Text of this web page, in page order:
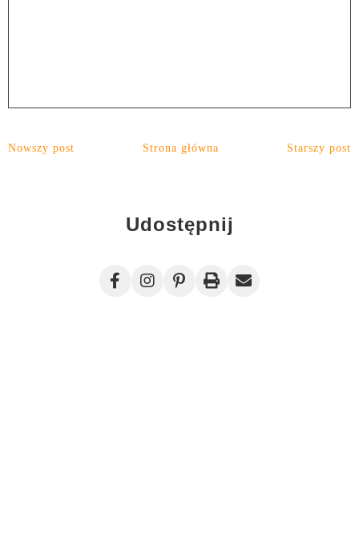
Nowszy post Starszy post
Strona główna
Udostępnij